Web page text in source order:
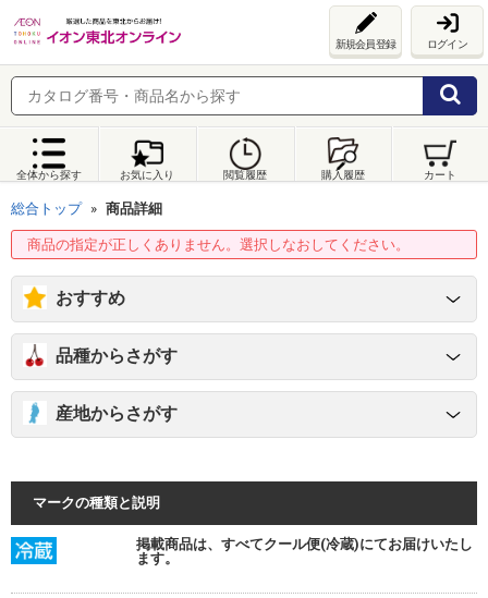
新規会員登録 ログイン
全体から探す お気に入り 閲覧履歴 購入履歴 カート
総合トップ 商品詳細
商品の指定が正しくありません。選択しなおしてください。
おすすめ
品種からさがす
産地からさがす
マークの種類と説明
掲載商品は、すべてクール便(冷蔵)にてお届けいたし
ます。